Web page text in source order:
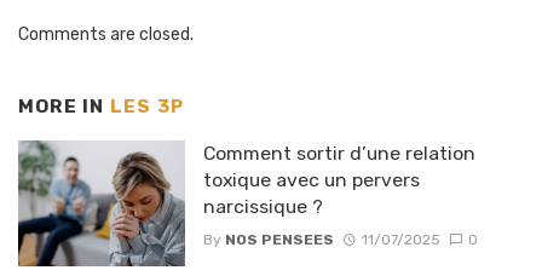
Comments are closed.
MORE IN LES 3P
Comment sortir d’une relation
toxique avec un pervers
narcissique ?
By NOS PENSEES 11/07/2025 0